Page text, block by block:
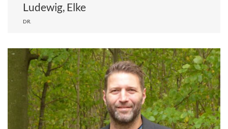
Ludewig, Elke
DR.